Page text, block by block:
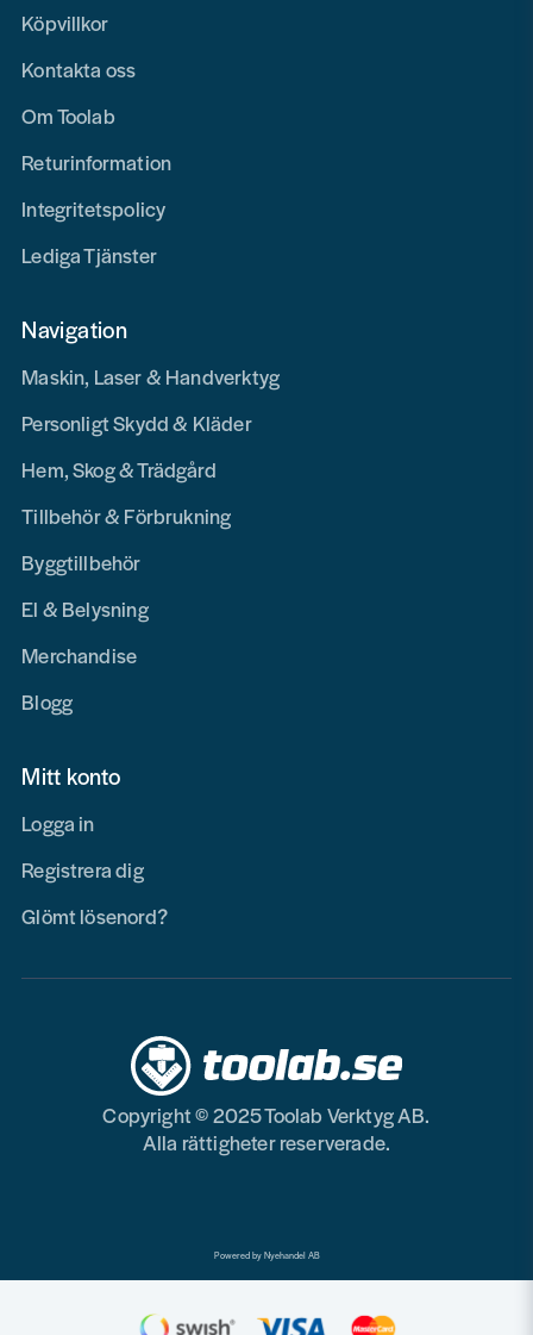
Köpvillkor
Kontakta oss
Om Toolab
Returinformation
Integritetspolicy
Lediga Tjänster
Navigation
Maskin, Laser & Handverktyg
Personligt Skydd & Kläder
Hem, Skog & Trädgård
Tillbehör & Förbrukning
Byggtillbehör
El & Belysning
Merchandise
Blogg
Mitt konto
Logga in
Registrera dig
Glömt lösenord?
Copyright © 2025 Toolab Verktyg AB.
Alla rättigheter reserverade.
Powered by Nyehandel AB